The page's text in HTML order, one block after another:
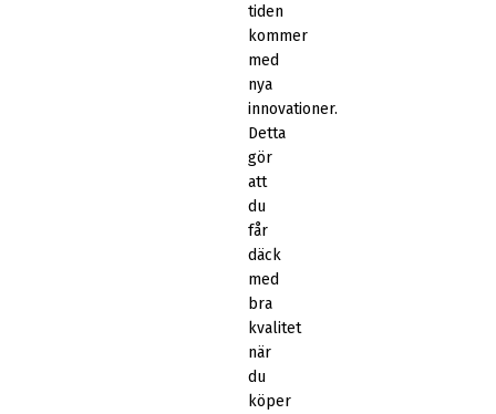
tiden
kommer
med
nya
innovationer.
Detta
gör
att
du
får
däck
med
bra
kvalitet
när
du
köper